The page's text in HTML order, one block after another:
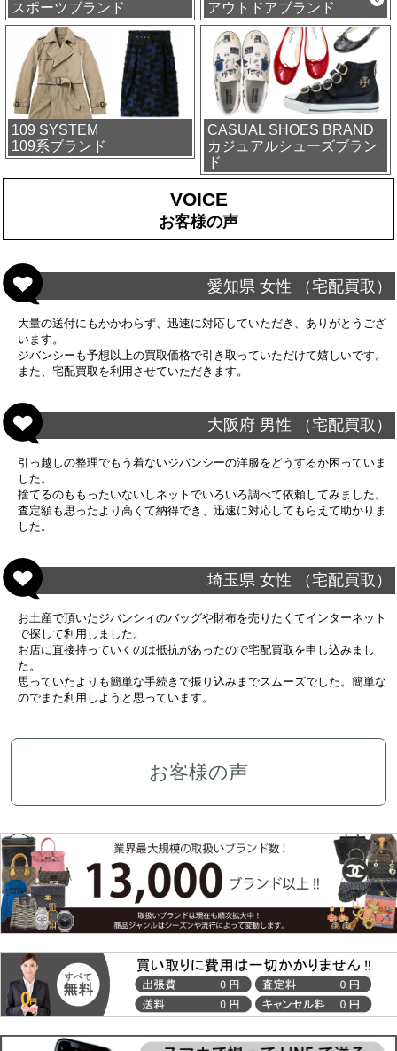
スポーツブランド アウトドアブランド
109 SYSTEM
109系ブランド
CASUAL SHOES BRAND
カジュアルシューズブラン
ド
VOICE
お客様の声
愛知県 女性 （宅配買取）
大量の送付にもかかわらず、迅速に対応していただき、ありがとうござ
います。
ジバンシーも予想以上の買取価格で引き取っていただけて嬉しいです。
また、宅配買取を利用させていただきます。
大阪府 男性 （宅配買取）
引っ越しの整理でもう着ないジバンシーの洋服をどうするか困っていま
した。
捨てるのももったいないしネットでいろいろ調べて依頼してみました。
査定額も思ったより高くて納得でき、迅速に対応してもらえて助かりま
した。
埼玉県 女性 （宅配買取）
お土産で頂いたジバンシィのバッグや財布を売りたくてインターネット
で探して利用しました。
お店に直接持っていくのは抵抗があったので宅配買取を申し込みまし
た。
思っていたよりも簡単な手続きで振り込みまでスムーズでした。簡単な
のでまた利用しようと思っています。
お客様の声